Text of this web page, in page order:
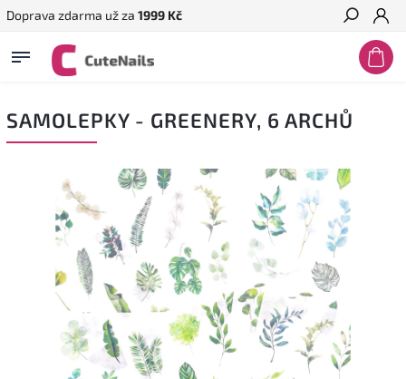
Doprava zdarma už za 1999 Kč
Hledat
SAMOLEPKY - GREENERY, 6 ARCHŮ